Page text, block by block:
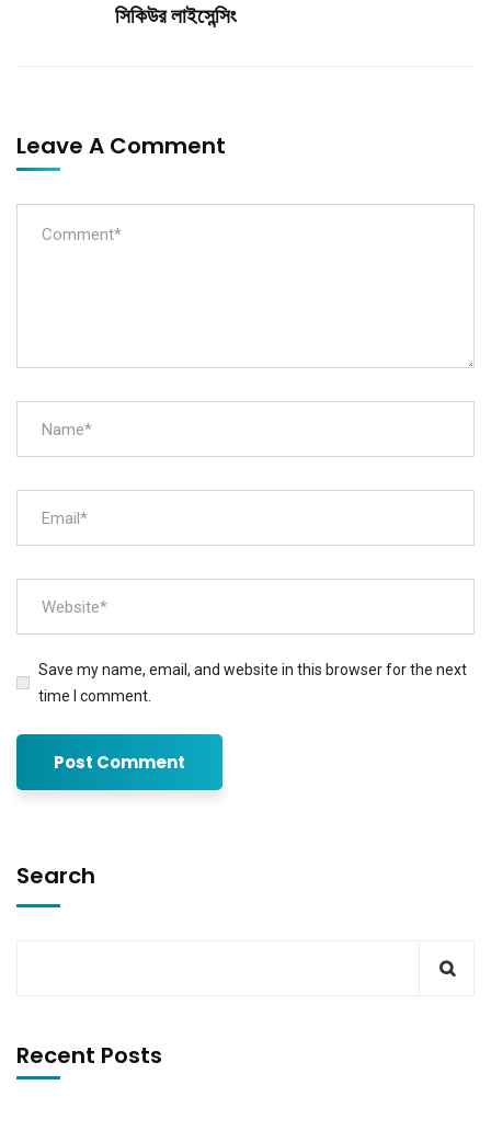
সিকিউর লাইসেন্সিং
Leave A Comment
Save my name, email, and website in this browser for the next
time I comment.
Search
Recent Posts